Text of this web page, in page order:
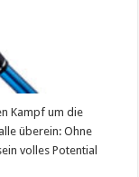
Kampf um die
überein: Ohne
volles Potential